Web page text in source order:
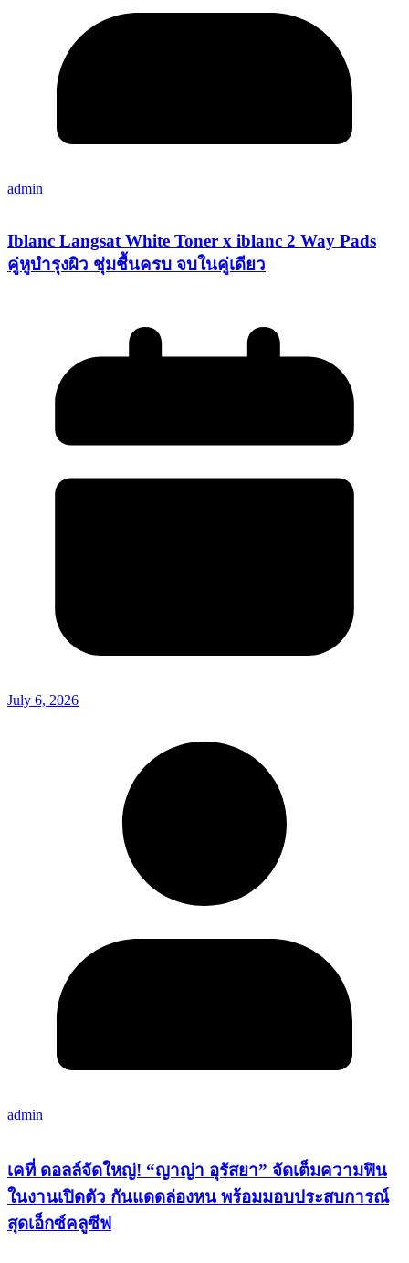
admin
Iblanc Langsat White Toner x iblanc 2 Way Pads
คู่หูบำรุงผิว ชุ่มชื้นครบ จบในคู่เดียว
July 6, 2026
admin
เคที่ ดอลล์จัดใหญ่! “ญาญ่า อุรัสยา” จัดเต็มความฟิน
ในงานเปิดตัว กันแดดล่องหน พร้อมมอบประสบการณ์
สุดเอ็กซ์คลูซีฟ